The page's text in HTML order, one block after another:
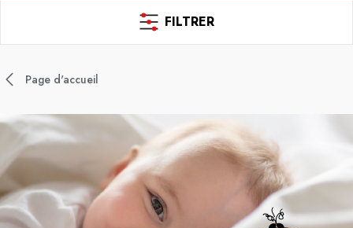
FILTRER
Page d'accueil